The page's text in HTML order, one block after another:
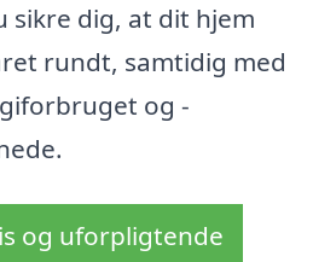
sikre dig, at dit hjem
rundt, samtidig med
og -
og uforpligtende